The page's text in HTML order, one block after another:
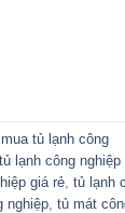
mua tủ lạnh công
tủ lạnh công nghiệp
giá rẻ tủ lạnh
nghiệp tủ mát